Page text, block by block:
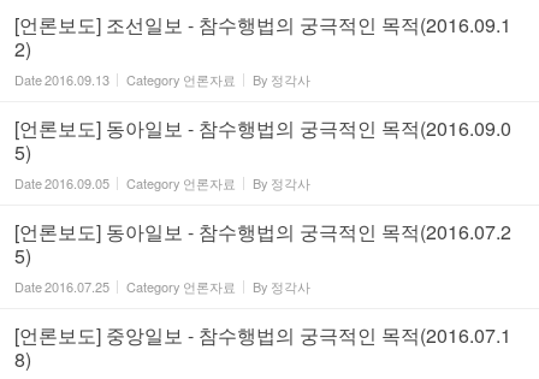
[언론보도] 조선일보 - 참수행법의 궁극적인 목적(2016.09.1
2)
Date2016.09.13 Category 언론자료 By 정각사
[언론보도] 동아일보 - 참수행법의 궁극적인 목적(2016.09.0
5)
Date2016.09.05 Category 언론자료 By 정각사
[언론보도] 동아일보 - 참수행법의 궁극적인 목적(2016.07.2
5)
Date2016.07.25 Category 언론자료 By 정각사
[언론보도] 중앙일보 - 참수행법의 궁극적인 목적(2016.07.1
8)